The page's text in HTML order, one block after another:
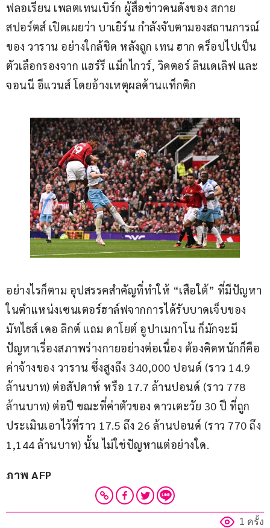
ฟลอเรียน เพลตเทนเบิร์ก ผู้สื่อข่าวคนดังของ สกาย
สปอร์ตส์ เปิดเผยว่า บาเยิร์น กำลังจับตามองสถานการณ์
ของ วาราน อย่างใกล้ชิด หลังถูก เทน ฮาก ดร็อปไปเป็น
ตัวเลือกรองจาก แฮร์รี แม็กไกวร์, วิคตอร์ ลินเดเลิฟ และ
จอนนี อีแวนส์ โดยอ้างเหตุผลด้านแท็กติก
อย่างไรก็ตาม อุปสรรคสำคัญที่ทำให้ “เสือใต้” ที่มีปัญหา
ในตำแหน่งเซนเตอร์ฮาล์ฟจากการได้รับบาดเจ็บของ
มัทไธส์ เดอ ลิกต์ แถม ดาโยต์ อูปาเมกาโน ก็มักจะมี
ปัญหาเรื่องสภาพร่างกายอย่างต่อเนื่อง ต้องคิดหนักก็คือ
ค่าจ้างของ วาราน ซึ่งสูงถึง 340,000 ปอนด์ (ราว 14.9
ล้านบาท) ต่อสัปดาห์ หรือ 17.7 ล้านปอนด์ (ราว 778
ล้านบาท) ต่อปี ขณะที่ค่าตัวของ ดาวเตะวัย 30 ปี ที่ถูก
ประเมินเอาไว้ที่ราว 17.5 ถึง 26 ล้านปอนด์ (ราว 770 ถึง
1,144 ล้านบาท) นั้น ไม่ใช่ปัญหาแต่อย่างใด.
ภาพ AFP
1 ครั้ง